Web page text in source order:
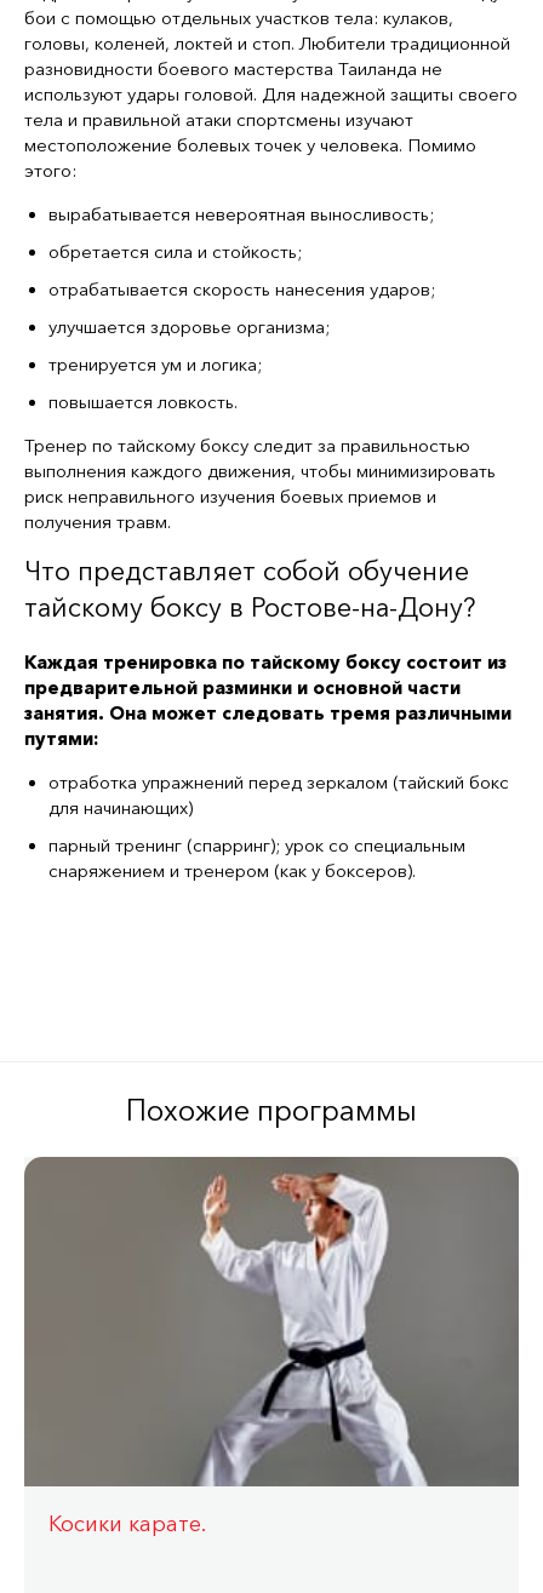
бои с помощью отдельных участков тела: кулаков,
головы, коленей, локтей и стоп. Любители традиционной
разновидности боевого мастерства Таиланда не
используют удары головой. Для надежной защиты своего
тела и правильной атаки спортсмены изучают
местоположение болевых точек у человека. Помимо
этого:
вырабатывается невероятная выносливость;
обретается сила и стойкость;
отрабатывается скорость нанесения ударов;
улучшается здоровье организма;
тренируется ум и логика;
повышается ловкость.
Тренер по тайскому боксу следит за правильностью
выполнения каждого движения, чтобы минимизировать
риск неправильного изучения боевых приемов и
получения травм.
Что представляет собой обучение
тайскому боксу в Ростове-на-Дону?
Каждая тренировка по тайскому боксу состоит из
предварительной разминки и основной части
занятия. Она может следовать тремя различными
путями:
отработка упражнений перед зеркалом (тайский бокс
для начинающих)
парный тренинг (спарринг); урок со специальным
снаряжением и тренером (как у боксеров).
Похожие программы
Косики карате.